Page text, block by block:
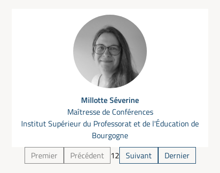
Millotte Séverine
Maîtresse de Conférences
Institut Supérieur du Professorat et de l'Éducation de
Bourgogne
Premier
Précédent 12 Suivant Dernier